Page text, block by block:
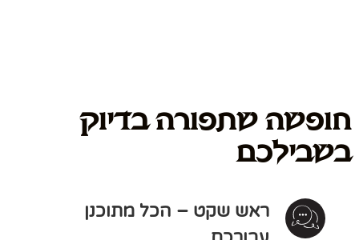
חופשה שתפורה בדיוק
בשבילכם
ראש שקט – הכל מתוכנן